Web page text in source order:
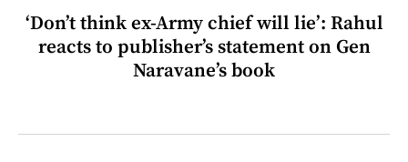
‘Don’t think ex-Army chief will lie’: Rahul
reacts to publisher’s statement on Gen
Naravane’s book